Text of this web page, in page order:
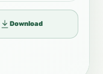
Download